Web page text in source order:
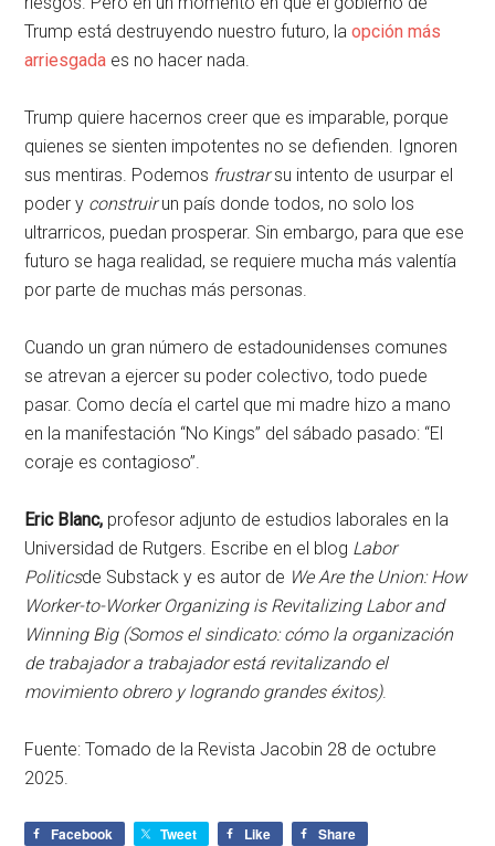
Trump está destruyendo nuestro futuro, laopción más
arriesgada es no hacer nada.
Trump quiere hacernos creer que es imparable, porque
quienes se sienten impotentes no se defienden. Ignoren
sus mentiras. Podemos frustrarsu intento de usurpar el
poder y construirun país donde todos, no solo los
ultrarricos, puedan prosperar. Sin embargo, para que ese
futuro se haga realidad, se requiere mucha más valentía
por parte de muchas más personas.
Cuando un gran número de estadounidenses comunes
se atrevan a ejercer su poder colectivo, todo puede
pasar. Como decía el cartel que mi madre hizo a mano
en la manifestación “No Kings” del sábado pasado: “El
coraje es contagioso”.
Eric Blanc, profesor adjunto de estudios laborales en la
Universidad de Rutgers. Escribe en el blog Labor
Politicsde Substack y es autor de We Are the Union: How
Worker-to-Worker Organizing is Revitalizing Labor and
Winning Big (Somos el sindicato: cómo la organización
de trabajador a trabajador está revitalizando el
movimiento obrero y logrando grandes éxitos).
Fuente: Tomado de la Revista Jacobin 28 de octubre
2025.
Facebook Tweet Like
Share